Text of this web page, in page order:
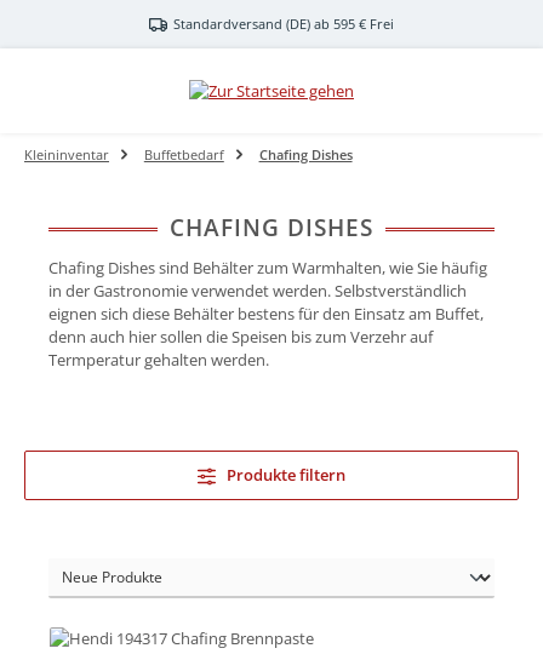
Zum Hauptinhalt springenStandardversand (DE) ab 595 € Frei
Kleininventar Buffetbedarf Chafing Dishes
CHAFING DISHES
Chafing Dishes sind Behälter zum Warmhalten, wie Sie häufig
in der Gastronomie verwendet werden. Selbstverständlich
eignen sich diese Behälter bestens für den Einsatz am Buffet,
denn auch hier sollen die Speisen bis zum Verzehr auf
Termperatur gehalten werden.
Produkte filtern